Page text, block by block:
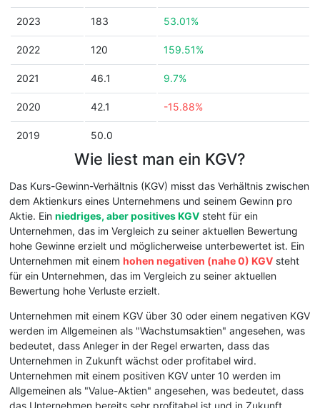
2023 183 53.01%
2022 120 159.51%
2021 46.1 9.7%
2020 42.1 -15.88%
2019 50.0
Wie liest man ein KGV?
Das Kurs-Gewinn-Verhältnis (KGV) misst das Verhältnis zwischen
dem Aktienkurs eines Unternehmens und seinem Gewinn pro
Aktie. Ein niedriges, aber positives KGV steht für ein
Unternehmen, das im Vergleich zu seiner aktuellen Bewertung
hohe Gewinne erzielt und möglicherweise unterbewertet ist. Ein
Unternehmen mit einem hohen negativen (nahe 0) KGV steht
für ein Unternehmen, das im Vergleich zu seiner aktuellen
Bewertung hohe Verluste erzielt.
Unternehmen mit einem KGV über 30 oder einem negativen KGV
werden im Allgemeinen als "Wachstumsaktien" angesehen, was
bedeutet, dass Anleger in der Regel erwarten, dass das
Unternehmen in Zukunft wächst oder profitabel wird.
Unternehmen mit einem positiven KGV unter 10 werden im
Allgemeinen als "Value-Aktien" angesehen, was bedeutet, dass
das Unternehmen bereits sehr profitabel ist und in Zukunft